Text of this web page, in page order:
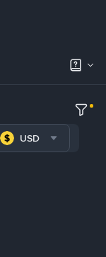
USD